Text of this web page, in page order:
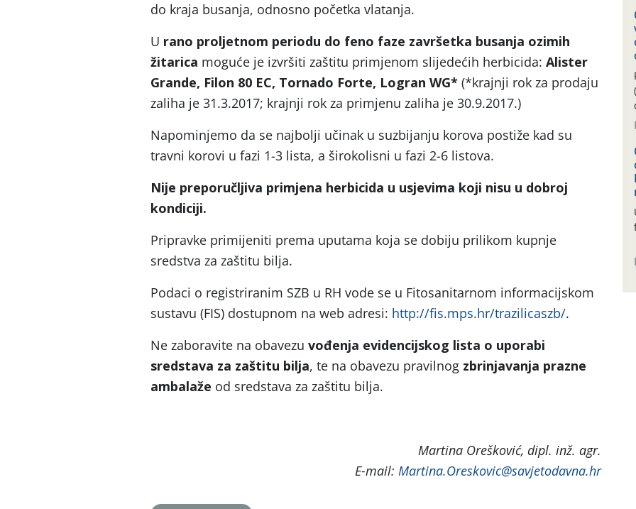
do kraja busanja, odnosno početka vlatanja.
U rano proljetnom periodu do feno faze završetka busanja ozimih
žitarica moguće je izvršiti zaštitu primjenom slijedećih herbicida: Alister
Grande, Filon 80 EC, Tornado Forte, Logran WG* (*krajnji rok za prodaju
zaliha je 31.3.2017; krajnji rok za primjenu zaliha je 30.9.2017.)
Napominjemo da se najbolji učinak u suzbijanju korova postiže kad su
travni korovi u fazi 1-3 lista, a širokolisni u fazi 2-6 listova.
Nije preporučljiva primjena herbicida u usjevima koji nisu u dobroj
kondiciji.
Pripravke primijeniti prema uputama koja se dobiju prilikom kupnje
sredstva za zaštitu bilja.
Podaci o registriranim SZB u RH vode se u Fitosanitarnom informacijskom
sustavu (FIS) dostupnom na web adresi: http://fis.mps.hr/trazilicaszb/.
Ne zaboravite na obavezu vođenja evidencijskog lista o uporabi
sredstava za zaštitu bilja, te na obavezu pravilnog zbrinjavanja prazne
ambalaže od sredstava za zaštitu bilja.
Martina Orešković, dipl. inž. agr.
E-mail: Martina.Oreskovic@savjetodavna.hr